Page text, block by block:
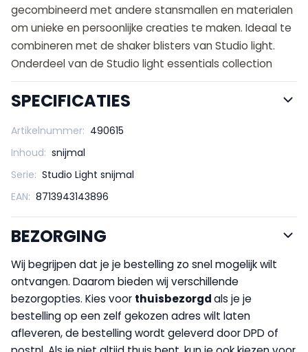
gecombineerd met andere stansmallen en materialen
om unieke en persoonlijke creaties te maken. Ideaal te
combineren met de shaker blisters van Studio light.
Onderdeel van de Studio light essentials collection
SPECIFICATIES
Artikelnummer: 490615
Inhoud: snijmal
Serie: Studio Light snijmal
EAN: 8713943143896
BEZORGING
Wij begrijpen dat je je bestelling zo snel mogelijk wilt
ontvangen. Daarom bieden wij verschillende
bezorgopties. Kies voor thuisbezorgdals je je
bestelling op een zelf gekozen adres wilt laten
afleveren, de bestelling wordt geleverd door DPD of